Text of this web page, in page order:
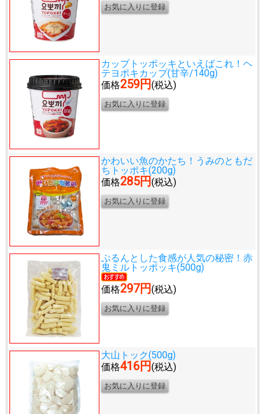
カップトッポッキといえばこれ！ ヘ
テヨポキカップ(甘辛/140g)
価格259円(税込)
かわいい魚のかたち！ うみのともだ
ちトッポキ(200g)
価格285円(税込)
ぷるんとした食感が人気の秘密！ 赤
鬼ミルトッポッキ(500g)
価格297円(税込)
大山トック(500g)
価格416円(税込)